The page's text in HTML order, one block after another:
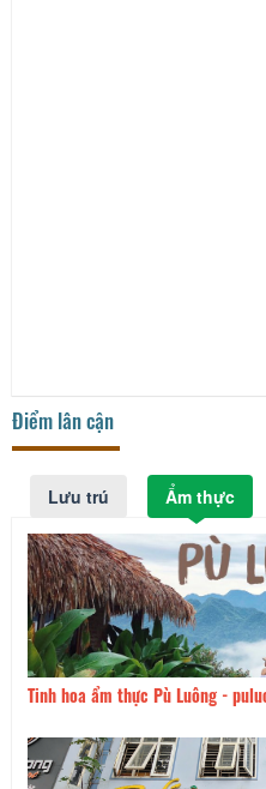
Điểm lân cận
Lưu trú Ẩm thực
Tinh hoa ẩm thực Pù Luông -